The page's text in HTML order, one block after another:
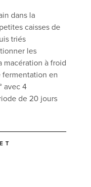
dans la
caisses de
triés
les
macération à froid
fermentation en
avec 4
de 20 jours